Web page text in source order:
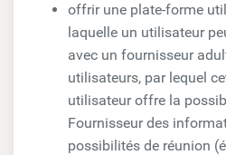
offrir une plate-forme
laquelle un utilisateur
avec un fournisseur
utilisateurs, par lequel
utilisateur offre la
Fournisseur des
possibilités de réunion